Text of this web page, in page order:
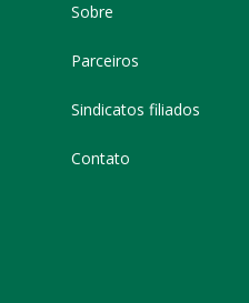
Sobre
Parceiros
Sindicatos filiados
Contato